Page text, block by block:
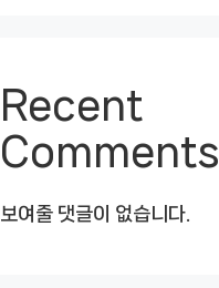
Recent
Comments
보여줄 댓글이 없습니다.